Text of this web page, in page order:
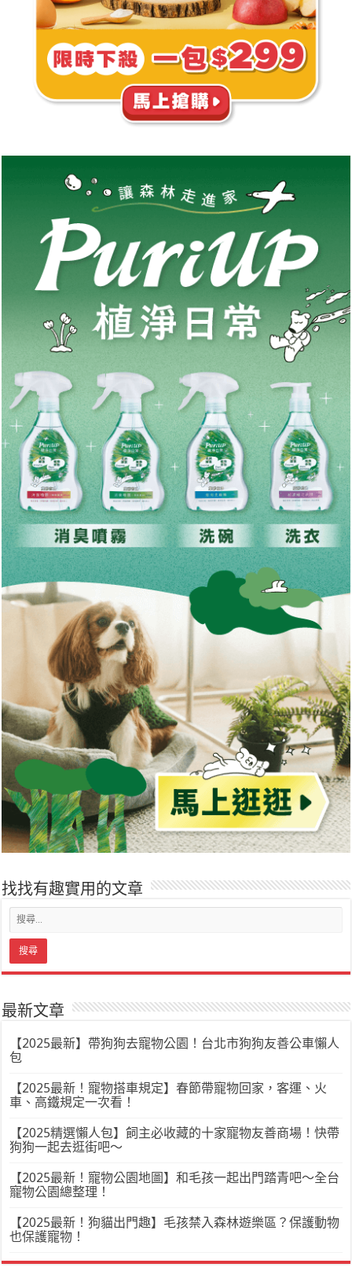
找找有趣實用的文章
最新文章
【2025最新】帶狗狗去寵物公園！台北市狗狗友善公車懶人
包
【2025最新！寵物搭車規定】春節帶寵物回家，客運、火
車、高鐵規定一次看！
【2025精選懶人包】飼主必收藏的十家寵物友善商場！快帶
狗狗一起去逛街吧～
【2025最新！寵物公園地圖】和毛孩一起出門踏青吧～全台
寵物公園總整理！
【2025最新！狗貓出門趣】毛孩禁入森林遊樂區？保護動物
也保護寵物！